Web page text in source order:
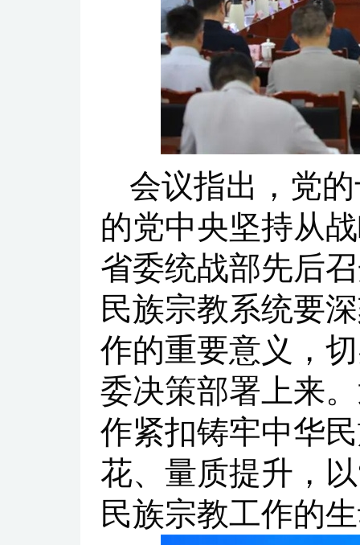
会议指出，党
的党中央坚持从
省委统战部先后
民族宗教系统要
作的重要意义，
委决策部署上来
作紧扣铸牢中华
花、量质提升，
民族宗教工作的